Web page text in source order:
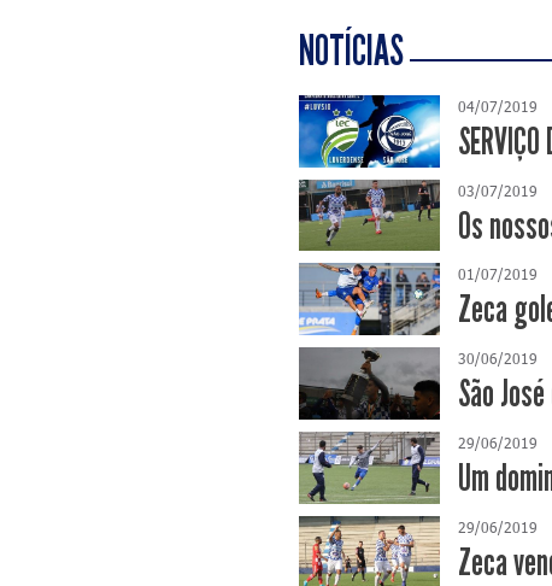
NOTÍCIAS
04/07/2019
03/07/2019
Os
01/07/2019
Zeca
30/06/2019
São
29/06/2019
Um
29/06/2019
Zeca